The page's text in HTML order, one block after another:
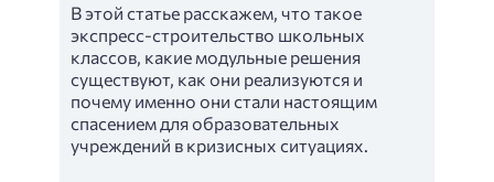
В этой статье расскажем, что такое
экспресс-строительство школьных
классов, какие модульные решения
существуют, как они реализуются и
почему именно они стали настоящим
спасением для образовательных
учреждений в кризисных ситуациях.